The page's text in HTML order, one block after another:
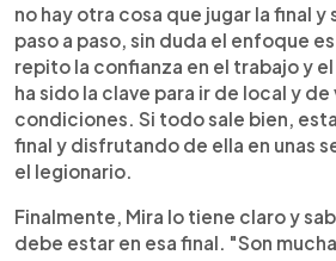
no hay otra cosa que jugar la final y
paso a paso, sin duda el enfoque
repito la confianza en el trabajo y
ha sido la clave para ir de local y
condiciones. Si todo sale bien,
final y disfrutando de ella en unas
el legionario.
Finalmente, Mira lo tiene claro y
debe estar en esa final. "Son